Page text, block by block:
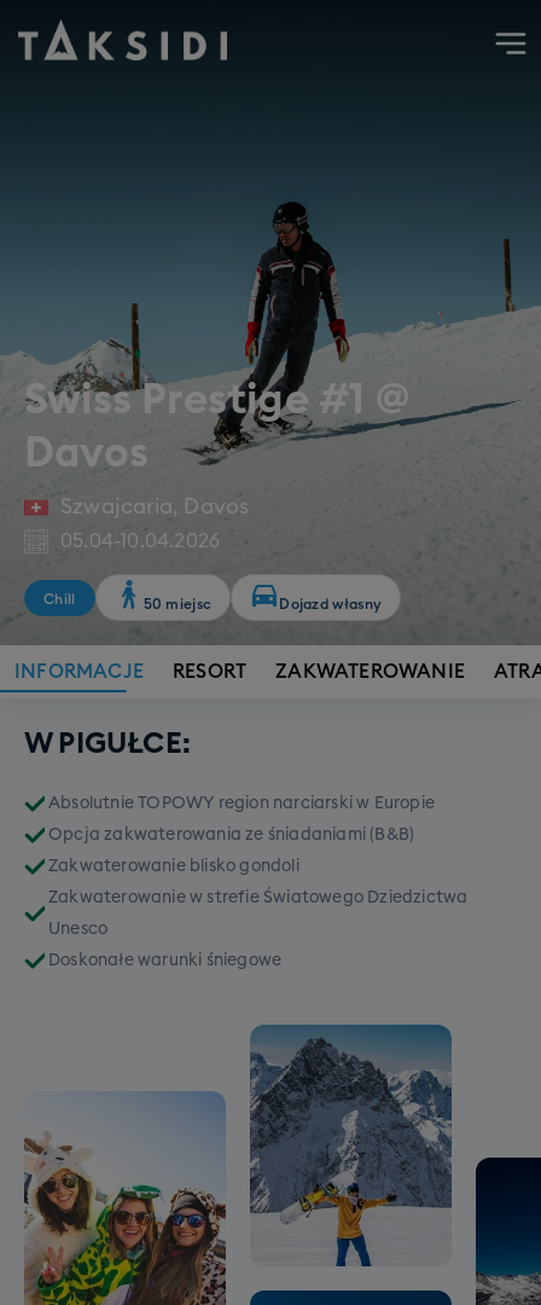
Swiss Prestige #1 @
Davos
Szwajcaria, Davos
05.04- 10.04.2026
Chill 50 miejsc Dojazd własny
INFORMACJE RESORT ZAKWATEROWANIE
W PIGUŁCE:
Absolutnie TOPOWY region narciarski w Europie
Opcja zakwaterowania ze śniadaniami (B&B)
Zakwaterowanie blisko gondoli
Zakwaterowanie w strefie Światowego Dziedzictwa
Unesco
Doskonałe warunki śniegowe